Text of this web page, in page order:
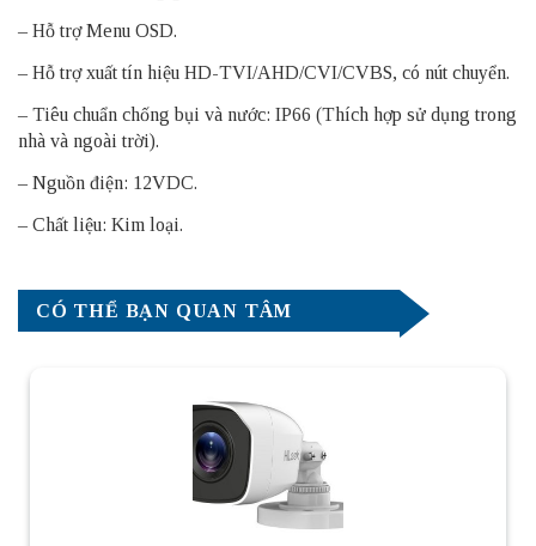
– Hỗ trợ Menu OSD.
– Hỗ trợ xuất tín hiệu HD-TVI/AHD/CVI/CVBS, có nút chuyển.
– Tiêu chuẩn chống bụi và nước: IP66 (Thích hợp sử dụng trong
nhà và ngoài trời).
– Nguồn điện: 12VDC.
– Chất liệu: Kim loại.
CÓ THỂ BẠN QUAN TÂM